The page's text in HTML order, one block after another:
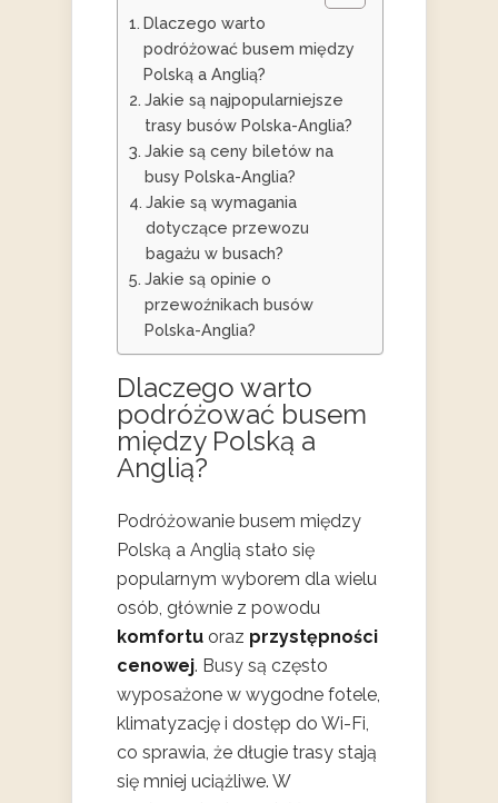
Dlaczego warto
podróżować busem między
Polską a Anglią?
Jakie są najpopularniejsze
trasy busów Polska-Anglia?
Jakie są ceny biletów na
busy Polska-Anglia?
Jakie są wymagania
dotyczące przewozu
bagażu w busach?
Jakie są opinie o
przewoźnikach busów
Polska-Anglia?
Dlaczego warto
podróżować busem
między Polską a
Anglią?
Podróżowanie busem między
Polską a Anglią stało się
popularnym wyborem dla wielu
osób, głównie z powodu
komfortu oraz przystępności
cenowej. Busy są często
wyposażone w wygodne fotele,
klimatyzację i dostęp do Wi-Fi,
co sprawia, że długie trasy stają
się mniej uciążliwe. W